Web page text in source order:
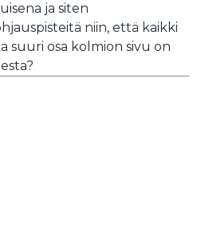
ja siten
niin, että kaikki
suuri osa kolmion sivu on